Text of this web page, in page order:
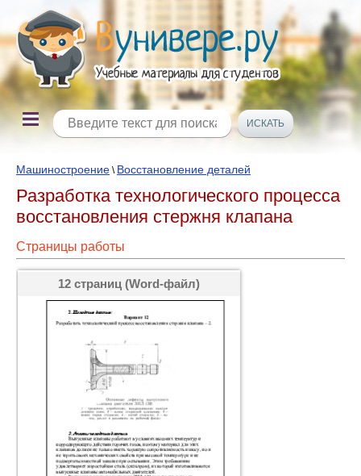
Машиностроение \ Восстановление деталей
Разработка технологического процесса
восстановления стержня клапана
Страницы работы
12 страниц (Word-файл)